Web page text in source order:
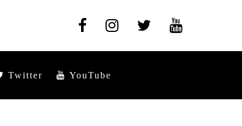
Twitter YouTube